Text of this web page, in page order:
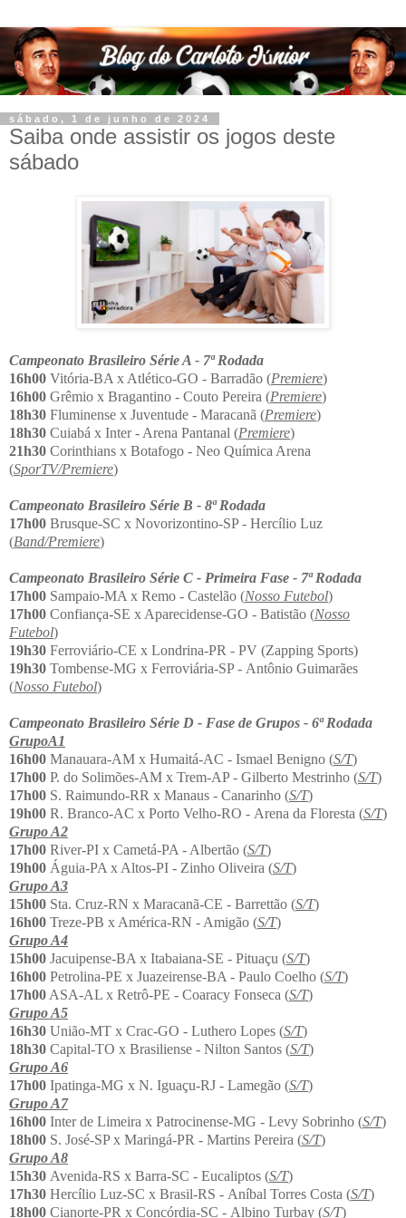
sábado, 1 de junho de 2024
Saiba onde assistir os jogos deste
sábado
Campeonato Brasileiro Série A - 7ª Rodada
16h00 Vitória-BA x Atlético-GO - Barradão (Premiere)
16h00 Grêmio x Bragantino - Couto Pereira (Premiere)
18h30 Fluminense x Juventude - Maracanã (Premiere)
18h30 Cuiabá x Inter - Arena Pantanal (Premiere)
21h30 Corinthians x Botafogo - Neo Química Arena
(SporTV/Premiere)
Campeonato Brasileiro Série B - 8ª Rodada
17h00 Brusque-SC x Novorizontino-SP - Hercílio Luz
(Band/Premiere)
Campeonato Brasileiro Série C - Primeira Fase - 7ª Rodada
17h00 Sampaio-MA x Remo - Castelão (Nosso Futebol)
17h00 Confiança-SE x Aparecidense-GO - Batistão (Nosso
Futebol)
19h30 Ferroviário-CE x Londrina-PR - PV (Zapping Sports)
19h30 Tombense-MG x Ferroviária-SP - Antônio Guimarães
(Nosso Futebol)
Campeonato Brasileiro Série D - Fase de Grupos - 6ª Rodada
GrupoA1
16h00 Manauara-AM x Humaitá-AC - Ismael Benigno (S/T)
17h00 P. do Solimões-AM x Trem-AP - Gilberto Mestrinho (S/T)
17h00 S. Raimundo-RR x Manaus - Canarinho (S/T)
19h00 R. Branco-AC x Porto Velho-RO - Arena da Floresta (S/T)
Grupo A2
17h00 River-PI x Cametá-PA - Albertão (S/T)
19h00 Águia-PA x Altos-PI - Zinho Oliveira (S/T)
Grupo A3
15h00 Sta. Cruz-RN x Maracanã-CE - Barrettão (S/T)
16h00 Treze-PB x América-RN - Amigão (S/T)
Grupo A4
15h00 Jacuipense-BA x Itabaiana-SE - Pituaçu (S/T)
16h00 Petrolina-PE x Juazeirense-BA - Paulo Coelho (S/T)
17h00ASA-AL x Retrô-PE - Coaracy Fonseca (S/T)
Grupo A5
16h30 União-MT x Crac-GO - Luthero Lopes (S/T)
18h30 Capital-TO x Brasiliense - Nilton Santos (S/T)
Grupo A6
17h00 Ipatinga-MG x N. Iguaçu-RJ - Lamegão (S/T)
Grupo A7
16h00 Inter de Limeira x Patrocinense-MG - Levy Sobrinho (S/T)
18h00 S. José-SP x Maringá-PR - Martins Pereira (S/T)
Grupo A8
15h30 Avenida-RS x Barra-SC - Eucaliptos (S/T)
17h30 Hercílio Luz-SC x Brasil-RS - Aníbal Torres Costa (S/T)
18h00 Cianorte-PR x Concórdia-SC - Albino Turbay (S/T)